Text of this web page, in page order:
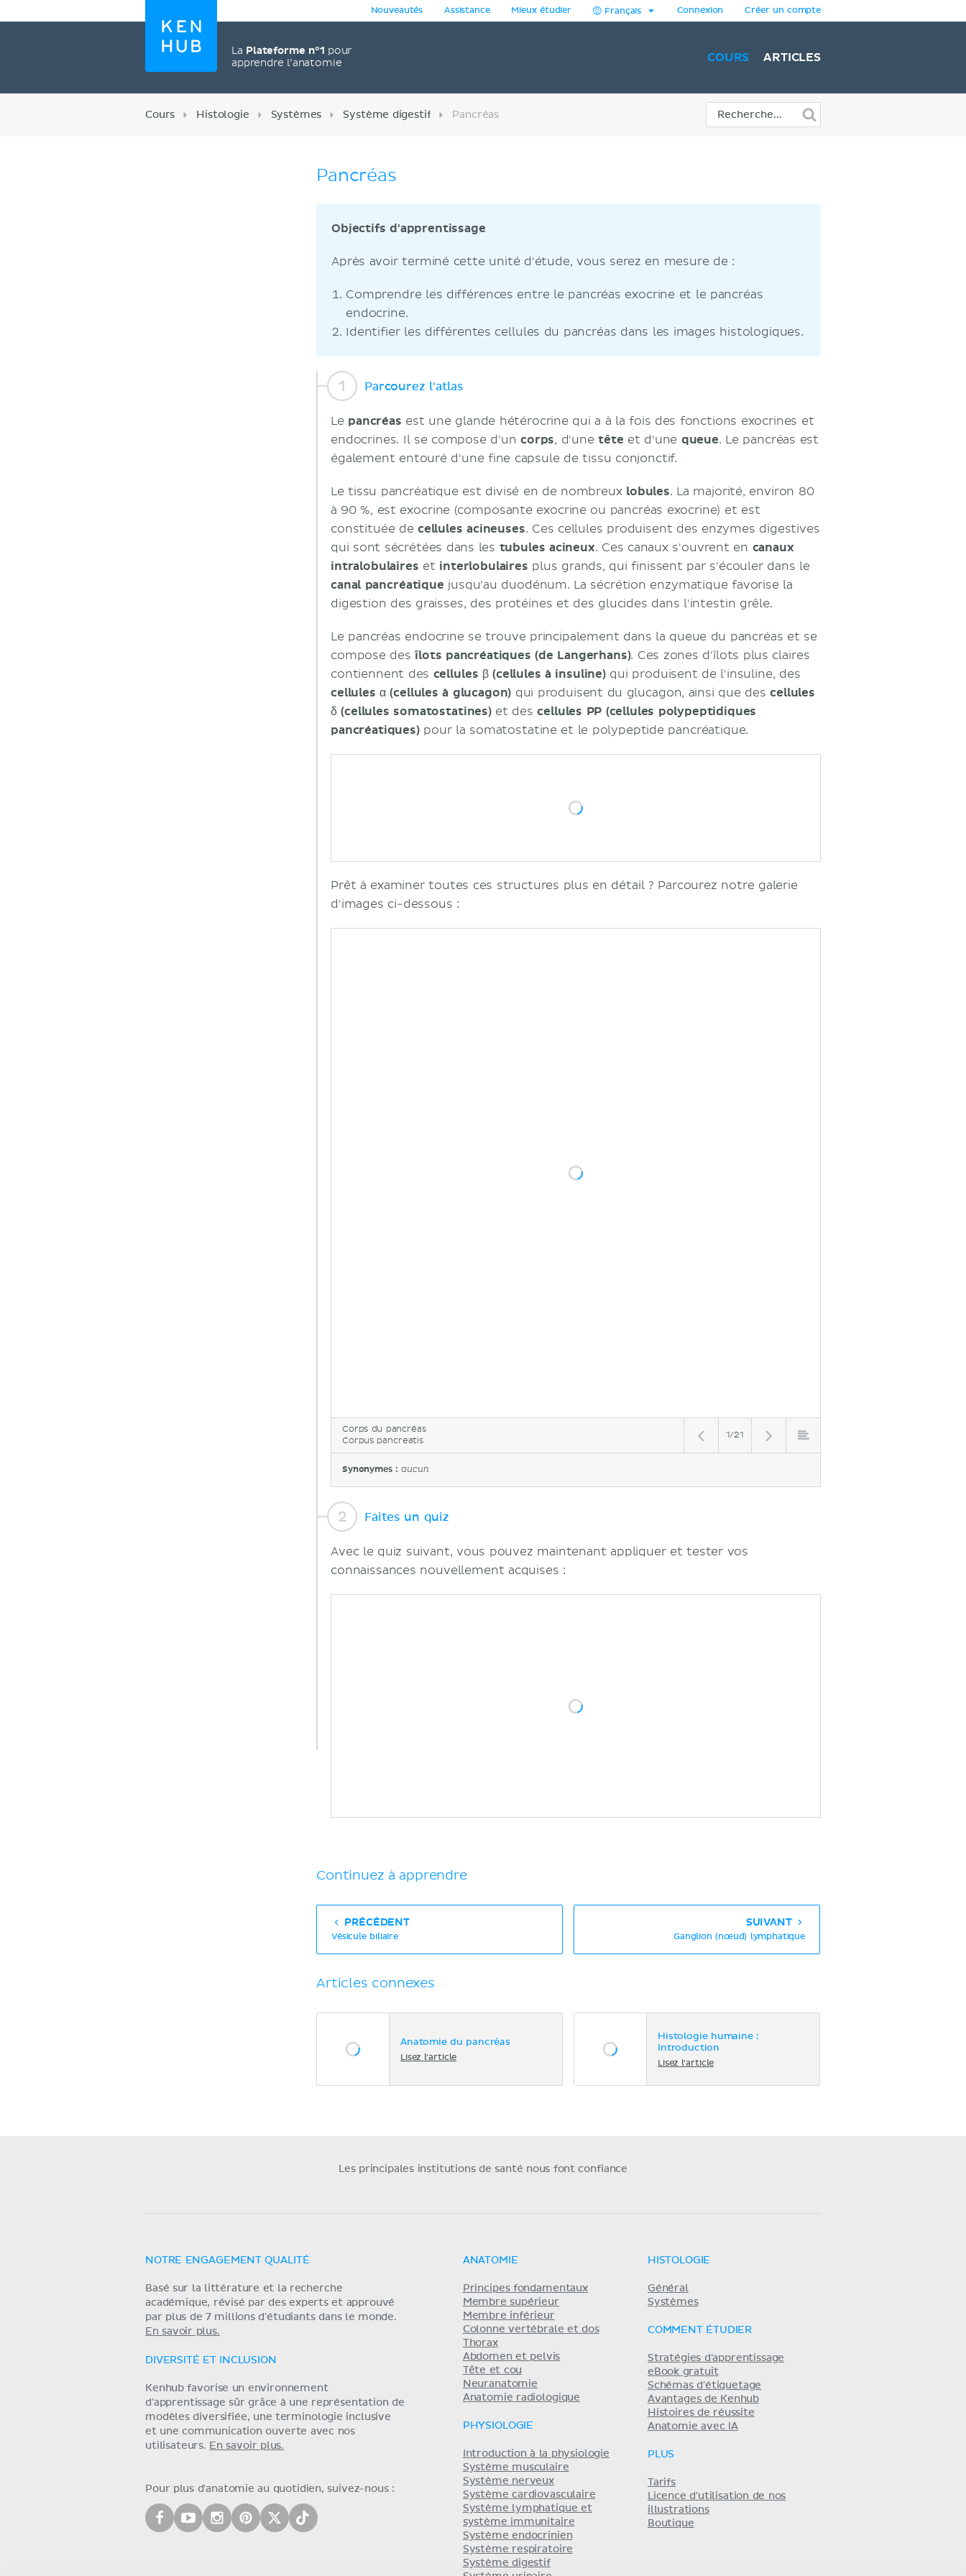
La Plateforme n°1 pour
apprendre l’anatomie
Nouveautés Assistance Mieux étudier Français Connexion Créer un compte
COURS ARTICLES
Cours Histologie Systèmes Système digestif Pancréas
Pancréas
Objectifs d'apprentissage
Après avoir terminé cette unité d'étude, vous serez en mesure de :
Comprendre les différences entre le pancréas exocrine et le pancréas
endocrine.
Identifier les différentes cellules du pancréas dans les images histologiques.
Parcourez l'atlas
Le pancréas est une glande hétérocrine qui a à la fois des fonctions exocrines et
endocrines. Il se compose d'uncorps, d'unetête et d'une queue. Le pancréas est
également entouré d'une fine capsule de tissu conjonctif.
Le tissu pancréatique est divisé en de nombreux lobules. La majorité, environ 80
à 90 %, est exocrine (composante exocrine ou pancréas exocrine) et est
constituée de cellules acineuses. Ces cellules produisent des enzymes digestives
qui sont sécrétées dans les tubules acineux. Ces canaux s'ouvrent en canaux
intralobulaires et interlobulaires plus grands, qui finissent par s'écouler dans le
canal pancréatique jusqu'au duodénum. La sécrétion enzymatique favorise la
digestion des graisses, des protéines et des glucides dans l'intestin grêle.
Le pancréas endocrine se trouve principalement dans la queue du pancréas et se
compose desîlots pancréatiques (de Langerhans). Ces zones d'îlots plus claires
contiennent des cellules β (cellules à insuline)qui produisent de l'insuline, des
cellules α (cellules à glucagon) qui produisent du glucagon, ainsi que descellules
δ (cellules somatostatines)et descellules PP (cellules polypeptidiques
pancréatiques)pour la somatostatine et le polypeptide pancréatique.
​​Prêt à examiner toutes ces structures plus en détail ? Parcourez notre galerie
d'images ci-dessous :
Corps du pancréas
Corpus pancreatis
1/21
Synonymes :aucun
Faites un quiz
Avec le quiz suivant, vous pouvez maintenant appliquer et tester vos
connaissances nouvellement acquises :
Continuez à apprendre
PRÉCÉDENT
Vésicule biliaire
SUIVANT
Ganglion (nœud) lymphatique
Articles connexes
Anatomie du pancréas
Lisez l'article
Histologie humaine :
Introduction
Lisez l'article
Les principales institutions de santé nous font confiance
NOTRE ENGAGEMENT QUALITÉ
Basé sur la littérature et la recherche
académique, révisé par des experts et approuvé
par plus de 7 millions d'étudiants dans le monde.
En savoir plus.
DIVERSITÉ ET INCLUSION
Kenhub favorise un environnement
d'apprentissage sûr grâce à une représentation de
modèles diversifiée, une terminologie inclusive
et une communication ouverte avec nos
utilisateurs. En savoir plus.
Pour plus d'anatomie au quotidien, suivez-nous :
ANATOMIE
Principes fondamentaux
Membre supérieur
Membre inférieur
Colonne vertébrale et dos
Thorax
Abdomen et pelvis
Tête et cou
Neuranatomie
Anatomie radiologique
PHYSIOLOGIE
Introduction à la physiologie
Système musculaire
Système nerveux
Système cardiovasculaire
Système lymphatique et
système immunitaire
Système endocrinien
Système respiratoire
Système digestif
HISTOLOGIE
Général
Systèmes
COMMENT ÉTUDIER
Stratégies d'apprentissage
eBook gratuit
Schémas d'étiquetage
Avantages de Kenhub
Histoires de réussite
Anatomie avec IA
PLUS
Tarifs
Licence d'utilisation de nos
illustrations
Boutique